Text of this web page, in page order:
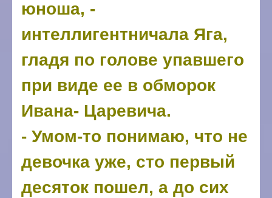
юноша, -
интеллигентничала Яга,
гладя по голове упавшего
при виде ее в обморок
Ивана- Царевича.
- Умом-то понимаю, что не
девочка уже, сто первый
десяток пошел, а до сих